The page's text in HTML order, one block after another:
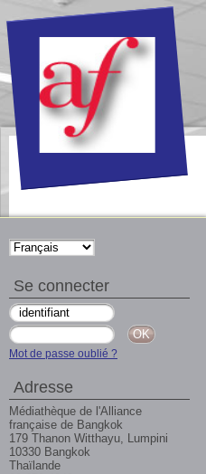
Se connecter
Mot de passe oublié ?
Adresse
Médiathèque de l'Alliance
française de Bangkok
179 Thanon Witthayu, Lumpini
10330 Bangkok
Thaïlande